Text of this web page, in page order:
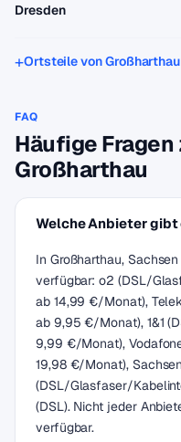
Dresden
Ortsteile von Großharthau
FAQ
Häufige
Großharthau
Welche Anbieter gibt
In Großharthau,
verfügbar: o2 (DSL/
ab 14,99 €/Monat),
ab 9,95 €/Monat), 1&1
9,99 €/Monat),
19,98 €/Monat),
(DSL/Glasfaser/
(DSL). Nicht jeder
verfügbar.